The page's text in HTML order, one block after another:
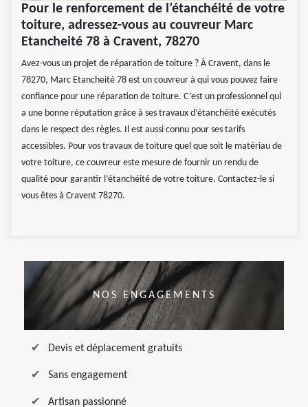
Pour le renforcement de l’étanchéité de votre
toiture, adressez-vous au couvreur Marc
Etancheité 78 à Cravent, 78270
Avez-vous un projet de réparation de toiture ? À Cravent, dans le
78270, Marc Etancheité 78 est un couvreur à qui vous pouvez faire
confiance pour une réparation de toiture. C’est un professionnel qui
a une bonne réputation grâce à ses travaux d’étanchéité exécutés
dans le respect des règles. Il est aussi connu pour ses tarifs
accessibles. Pour vos travaux de toiture quel que soit le matériau de
votre toiture, ce couvreur este mesure de fournir un rendu de
qualité pour garantir l’étanchéité de votre toiture. Contactez-le si
vous êtes à Cravent 78270.
NOS ENGAGEMENTS
Devis et déplacement gratuits
Sans engagement
Artisan passionné